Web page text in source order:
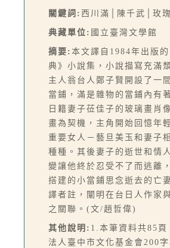
關鍵詞: 西川滿│陳千武│玫
典藏單位: 國立臺灣文學館
摘要: 本文譯自1984年出版
典》小說集，小說描寫充滿
主人翁台人鄭子賢開設了一
當鋪，滿是雜物的當鋪內有
日籍妻子莅佳子的玻璃畫肖
畫為契機，主角開始回憶年
重要女人－藝旦美玉和妻子
種種。其後妻子的逝世和情
變讓他終於忍受不了而逃離
搭建的小當鋪思念逝去的亡
譯者註，闡明在台日人作家
之關聯。(文/趙哲偉)
其他說明: 1.本筆資料共85頁
法人臺中市文化基金會200